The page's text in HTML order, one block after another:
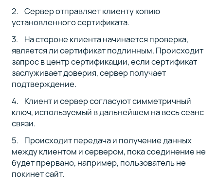
Сервер отправляет клиенту копию
установленного сертификата.
На стороне клиента начинается проверка,
является ли сертификат подлинным. Происходит
запрос в центр сертификации, если сертификат
заслуживает доверия, сервер получает
подтверждение.
Клиент и сервер согласуют симметричный
ключ, используемый в дальнейшем на весь сеанс
связи.
Происходит передача и получение данных
между клиентом и сервером, пока соединение не
будет прервано, например, пользователь не
покинет сайт.